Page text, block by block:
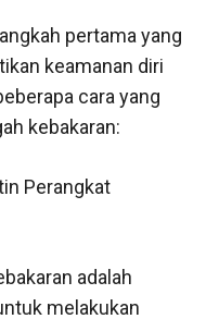
pertama yang
keamanan diri
cara yang
kebakaran:
Perangkat
adalah
melakukan